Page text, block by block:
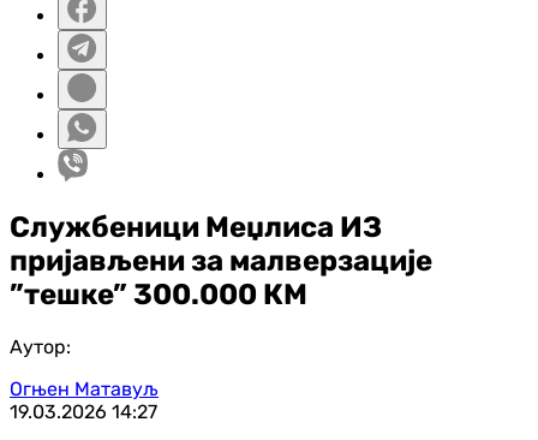
Службеници Меџлиса ИЗ
пријављени за малверзације
”тешке” 300.000 КМ
Аутор:
Огњен Матавуљ
19.03.2026 14:27